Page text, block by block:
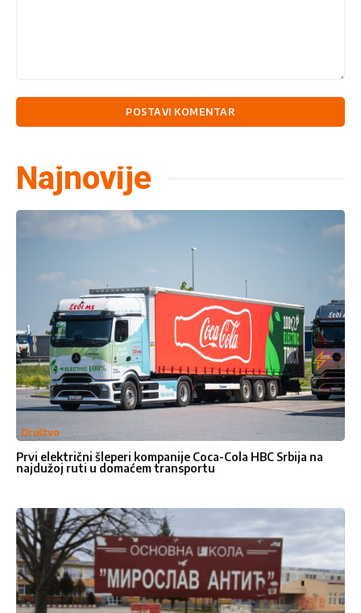
Najnovije
Društvo
Prvi električni šleperi kompanije Coca-Cola HBC Srbija na
najdužoj ruti u domaćem transportu